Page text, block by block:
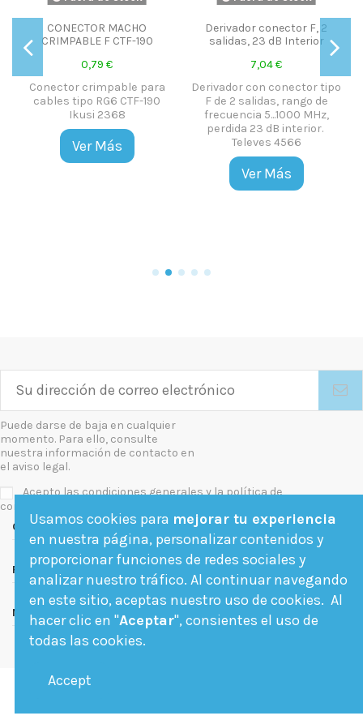
CONECTOR MACHO
CRIMPABLE F CTF-190
0,79 €
Conector crimpable para
cables tipo RG6 CTF-190
Ikusi 2368
Ver Más
Derivador conector F, 2
salidas, 23 dB Interior
7,04 €
Derivador con conector tipo
F de 2 salidas, rango de
frecuencia 5...1000 MHz,
perdida 23 dB interior.
Televes 4566
Ver Más
Puede darse de baja en cualquier
momento. Para ello, consulte
nuestra información de contacto en
el aviso legal.
Acepto las condiciones generales y la política de
confidencialidad
Contact us
Follow us
Newsletter
Usamos cookies para mejorar tu experiencia
en nuestra página, personalizar contenidos y
proporcionar funciones de redes sociales y
analizar nuestro tráfico. Al continuar navegando
en este sitio, aceptas nuestro uso de cookies. Al
hacer clic en "Aceptar", consientes el uso de
todas las cookies.
Accept